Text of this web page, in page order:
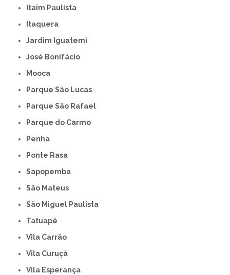
Itaim Paulista
Itaquera
Jardim Iguatemi
José Bonifácio
Mooca
Parque São Lucas
Parque São Rafael
Parque do Carmo
Penha
Ponte Rasa
Sapopemba
São Mateus
São Miguel Paulista
Tatuapé
Vila Carrão
Vila Curuçá
Vila Esperança